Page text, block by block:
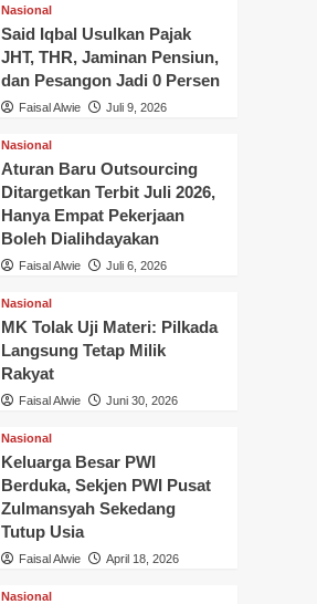
Nasional
Said Iqbal Usulkan Pajak
JHT, THR, Jaminan Pensiun,
dan Pesangon Jadi 0 Persen
Faisal Alwie Juli 9, 2026
Nasional
Aturan Baru Outsourcing
Ditargetkan Terbit Juli 2026,
Hanya Empat Pekerjaan
Boleh Dialihdayakan
Faisal Alwie Juli 6, 2026
Nasional
MK Tolak Uji Materi: Pilkada
Langsung Tetap Milik
Rakyat
Faisal Alwie Juni 30, 2026
Nasional
Keluarga Besar PWI
Berduka, Sekjen PWI Pusat
Zulmansyah Sekedang
Tutup Usia
Faisal Alwie April 18, 2026
Nasional